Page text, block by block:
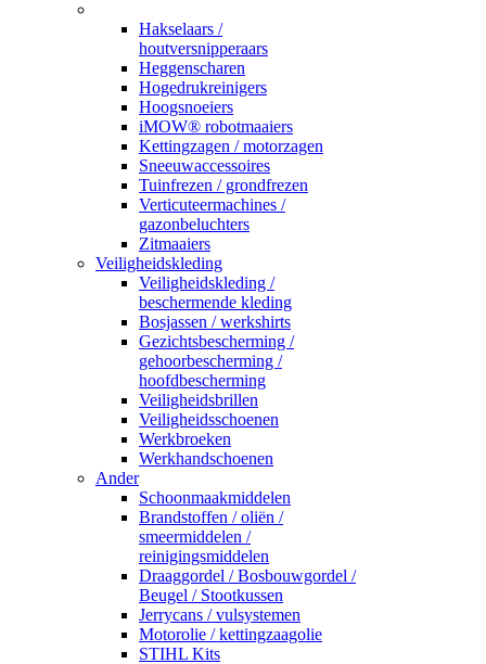
Hakselaars /
houtversnipperaars
Heggenscharen
Hogedrukreinigers
Hoogsnoeiers
iMOW® robotmaaiers
Kettingzagen / motorzagen
Sneeuwaccessoires
Tuinfrezen / grondfrezen
Verticuteermachines /
gazonbeluchters
Zitmaaiers
Veiligheidskleding
Veiligheidskleding /
beschermende kleding
Bosjassen / werkshirts
Gezichtsbescherming /
gehoorbescherming /
hoofdbescherming
Veiligheidsbrillen
Veiligheidsschoenen
Werkbroeken
Werkhandschoenen
Ander
Schoonmaakmiddelen
Brandstoffen / oliën /
smeermiddelen /
reinigingsmiddelen
Draaggordel / Bosbouwgordel /
Beugel / Stootkussen
Jerrycans / vulsystemen
Motorolie / kettingzaagolie
STIHL Kits